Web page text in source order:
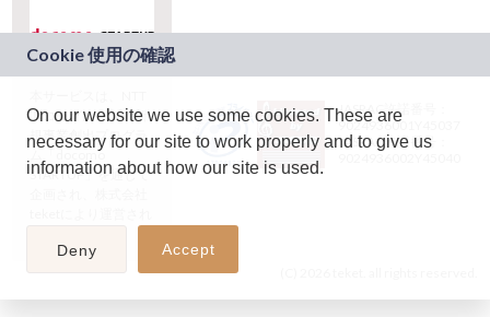
ドコモグループの新
規事業創出プログラ
ム「docomo
STARTUP」を通じて
JASRAC許諾番号：
9024936001Y45037
JASRAC許諾番号：
On our website we use some cookies. These are
necessary for our site to work properly and to give us
information about how our site is used.
Deny Accept